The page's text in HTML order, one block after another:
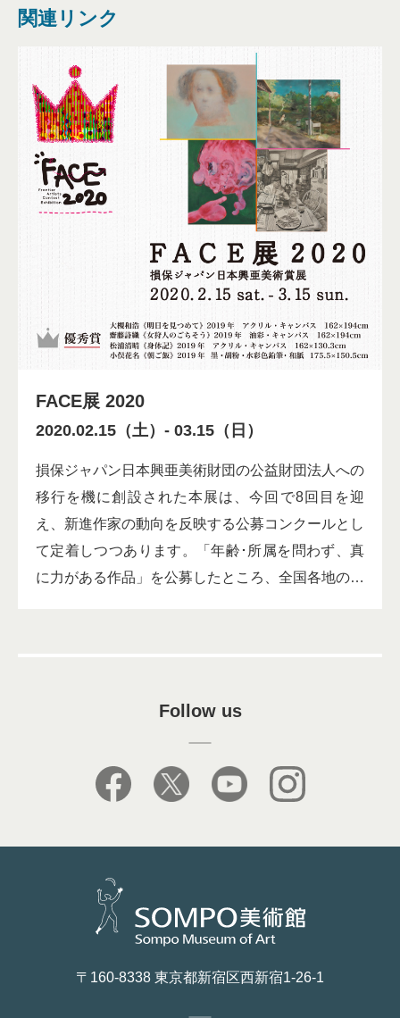
関連リンク
FACE展 2020
2020.02.15（土） - 03.15（日）
損保ジャパン日本興亜美術財団の公益財団法人への
移行を機に創設された本展は、今回で8回目を迎
え、新進作家の動向を反映する公募コンクールとし
て定着しつつあります。「年齢･所属を問わず、真
に力がある作品」を公募したところ、全国各地の…
Follow us
〒160-8338 東京都新宿区西新宿1-26-1